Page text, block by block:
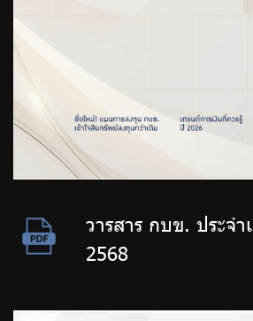
วารสาร กบข. ประจ
2568